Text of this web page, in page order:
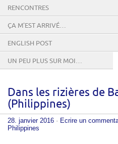
RENCONTRES
ÇA M’EST ARRIVÉ…
ENGLISH POST
UN PEU PLUS SUR MOI…
Dans les rizières de
(Philippines)
28. janvier 2016 · Ecrire un
Philippines